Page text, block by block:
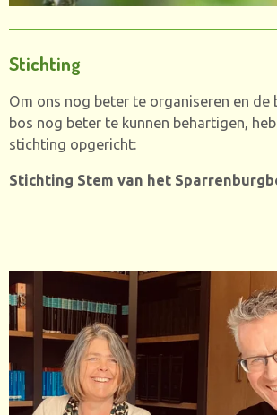
Stichting
Om ons nog beter te organiseren en de
bos nog beter te kunnen behartigen,
stichting opgericht:
Stichting Stem van het